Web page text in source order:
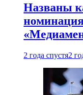
Названы
2 года спустя2